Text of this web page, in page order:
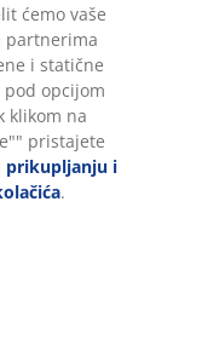
ćemo vaše
partnerima
i statične
pod opcijom
klikom na
pristajete
prikupljanju i
.